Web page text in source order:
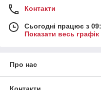
Контакти
Сьогодні працює з
Показати весь
Про нас